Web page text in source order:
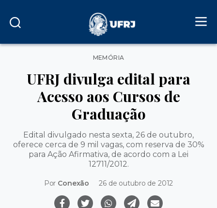
Categorias
MEMÓRIA
UFRJ divulga edital para
Acesso aos Cursos de
Graduação
Edital divulgado nesta sexta, 26 de outubro,
oferece cerca de 9 mil vagas, com reserva de 30%
para Ação Afirmativa, de acordo com a Lei
12711/2012.
Por Conexão 26 de outubro de 2012